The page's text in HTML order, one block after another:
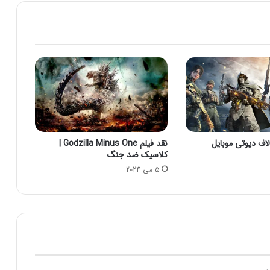
t
e
r
نقد فیلم Godzilla Minus One |
کلاسیک ضد جنگ
5 می 2024